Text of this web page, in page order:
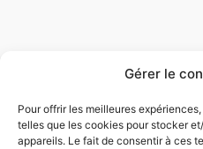
Gérer le
Pour offrir les meilleures
telles que les cookies pour stocker
appareils. Le fait de consentir à ces